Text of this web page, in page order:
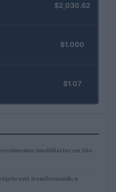
$2,030.62
$1.000
$1.07
imobiliários em São
está transformando a